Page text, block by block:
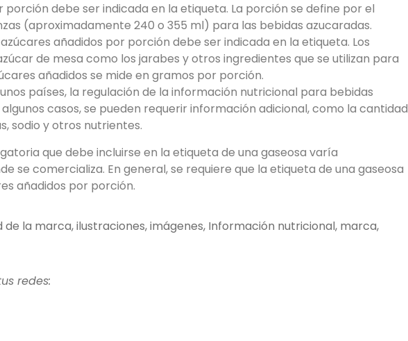
porción debe ser indicada en la etiqueta. La porción se define por el
(aproximadamente 240 o 355 ml) para las bebidas azucaradas.
añadidos por porción debe ser indicada en la etiqueta. Los
de mesa como los jarabes y otros ingredientes que se utilizan para
añadidos se mide en gramos por porción.
países, la regulación de la información nutricional para bebidas
casos, se pueden requerir información adicional, como la cantidad
sodio y otros nutrientes.
que debe incluirse en la etiqueta de una gaseosa varía
se comercializa. En general, se requiere que la etiqueta de una gaseosa
añadidos por porción.
de la marca,ilustraciones,imágenes, Información nutricional, marca,
redes: